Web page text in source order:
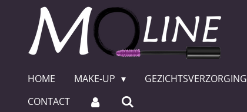
hoofdinhoud
HOME MAKE-UP GEZICHTSVERZORGING
CONTACT